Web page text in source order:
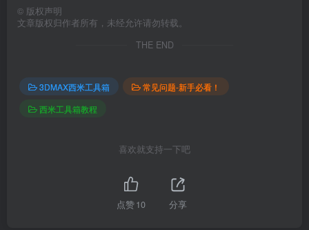
© 版权声明
文章版权归作者所有，未经允许请勿转载。
THE END
3DMAX西米工具箱
常见问题-新手必看！
西米工具箱教程
喜欢就支持一下吧
点赞10 分享